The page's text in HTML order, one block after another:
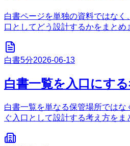
白書ページを単独の資料ではなく
口としてどう設計するかをまとめ
白書5分2026-06-13
白書一覧を入口にす
白書一覧を単なる保管場所ではな
ぐ入口として設計する考え方をま